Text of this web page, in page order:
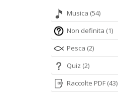
Musica (54)
Non definita (1)
Pesca (2)
Quiz (2)
Raccolte PDF (43)